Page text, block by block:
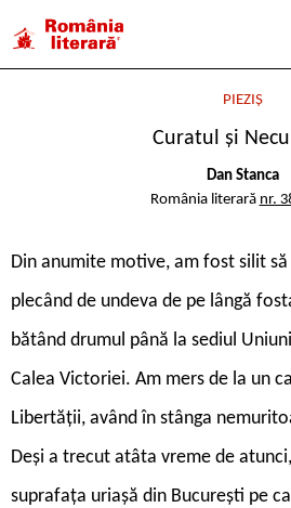
PIEZIȘ
Curatul şi
Dan Stanca
România literară nr.
Din anumite motive, am fost silit
plecând de undeva de pe lângă
bătând drumul până la sediul
Calea Victoriei. Am mers de la un
Libertății, având în stânga
Deși a trecut atâta vreme de
suprafața uriașă din București pe